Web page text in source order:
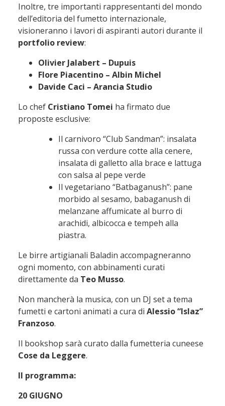
Inoltre, tre importanti rappresentanti del mondo
dell’editoria del fumetto internazionale,
visioneranno i lavori di aspiranti autori durante il
portfolio review:
Olivier Jalabert – Dupuis
Flore Piacentino – Albin Michel
Davide Caci – Arancia Studio
Lo chef Cristiano Tomei ha firmato due
proposte esclusive:
Il carnivoro “Club Sandman”: insalata
russa con verdure cotte alla cenere,
insalata di galletto alla brace e lattuga
con salsa al pepe verde
Il vegetariano “Batbaganush”: pane
morbido al sesamo, babaganush di
melanzane affumicate al burro di
arachidi, albicocca e tempeh alla
piastra.
Le birre artigianali Baladin accompagneranno
ogni momento, con abbinamenti curati
direttamente da Teo Musso.
Non mancherà la musica, con un DJ set a tema
fumetti e cartoni animati a cura di Alessio “Islaz”
Franzoso.
Il bookshop sarà curato dalla fumetteria cuneese
Cose da Leggere.
Il programma:
20 GIUGNO